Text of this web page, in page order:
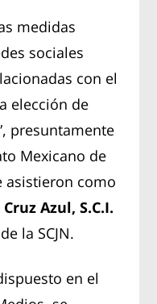
medidas
sociales
con el
elección de
presuntamente
Mexicano de
asistieron como
Azul, S.C.I.
la SCJN.
en el